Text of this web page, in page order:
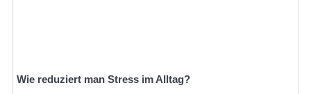
Wie reduziert man Stress im Alltag?